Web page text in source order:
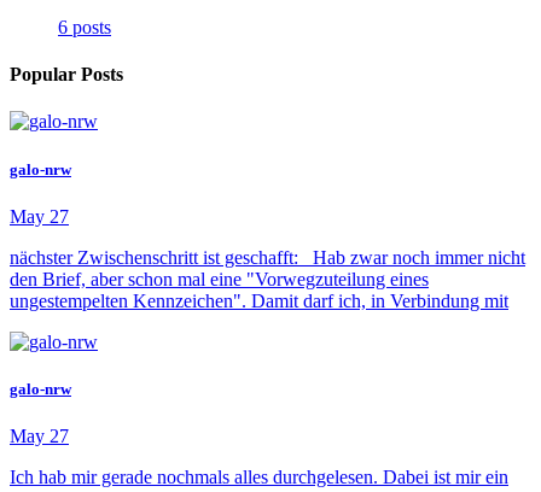
6 posts
Popular Posts
galo-nrw
May 27
nächster Zwischenschritt ist geschafft: Hab zwar noch immer nicht
den Brief, aber schon mal eine "Vorwegzuteilung eines
ungestempelten Kennzeichen". Damit darf ich, in Verbindung mit
galo-nrw
May 27
Ich hab mir gerade nochmals alles durchgelesen. Dabei ist mir ein